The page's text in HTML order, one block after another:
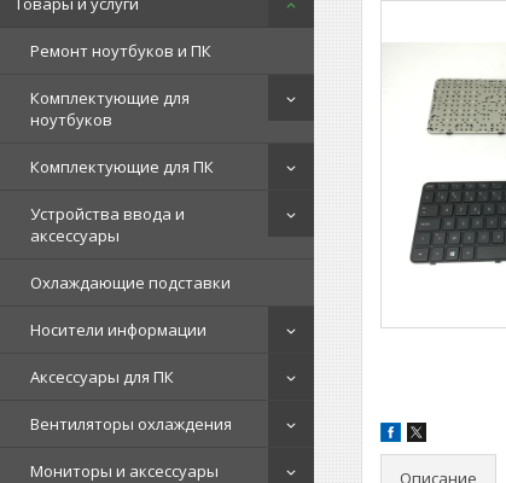
Ремонт ноутбуков и ПК
Комплектующие для
ноутбуков
Комплектующие для ПК
Устройства ввода и
аксессуары
Охлаждающие подставки
Носители информации
Аксессуары для ПК
Вентиляторы охлаждения
Мониторы и аксессуары Описание